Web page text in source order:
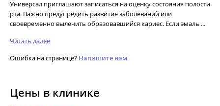
Универсал приглашают записаться на оценку состояния полости
рта. Важно предупредить развитие заболеваний или
своевременно вылечить образовавшийся кариес. Если эмаль ...
Читать далее
Ошибка на странице? Напишите нам
Цены в клинике